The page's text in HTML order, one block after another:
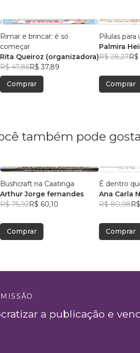
Rimar e brincar: é só
começar
Rita Queiroz (organizadora)
R$ 47,86R$ 37,89
Comprar
Pílulas
Palmira
R$ 28,27
Comprar
também pode
Bushcraft na Caatinga
Arthur Jorge fernandes
R$ 75,92R$ 60,10
Comprar
É dentro
Ana Carla
R$ 80,98
Comprar
a publicação e